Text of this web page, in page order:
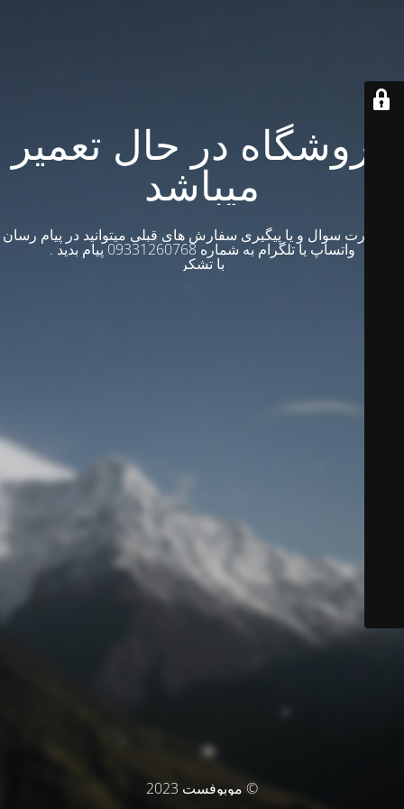
فروشگاه در حال تعمیر
میباشد
در صورت سوال و یا پیگیری سفارش های قبلی میتوانید در پیام رسان
واتساپ یا تلگرام به شماره 09331260768 پیام بدید .
با تشکر
© موبوفست 2023